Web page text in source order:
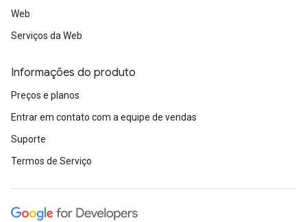
Web
Serviços da Web
Informações do produto
Preços e planos
Entrar em contato com a equipe de vendas
Suporte
Termos de Serviço